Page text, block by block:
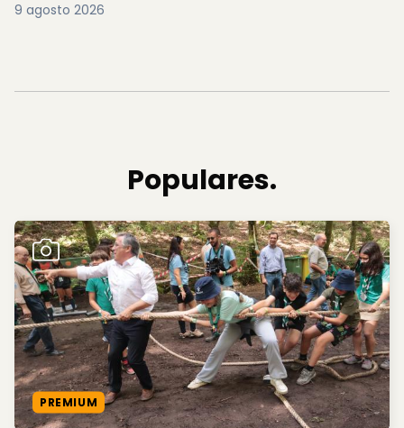
9 agosto 2026
Populares.
PREMIUM